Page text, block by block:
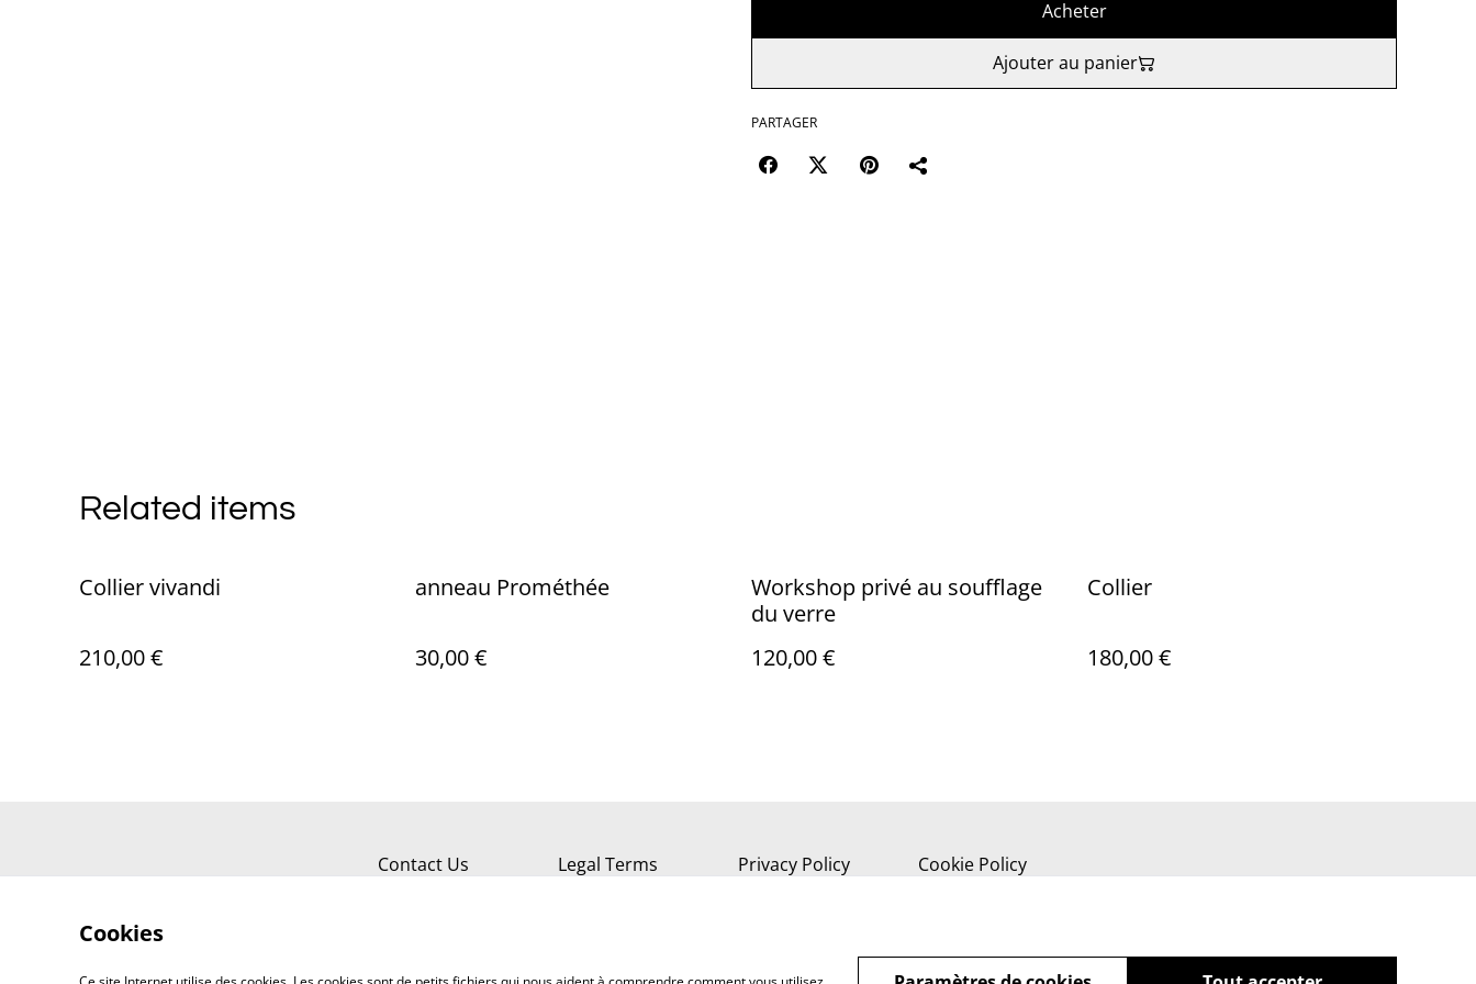
Acheter
Ajouter au panier
PARTAGER
Related items
Collier vivandi
210,00 €
anneau Prométhée
30,00 €
Workshop privé au soufflage
du verre
120,00 €
Collier
180,00 €
Contact Us Legal Terms Privacy Policy Cookie Policy
Cookies